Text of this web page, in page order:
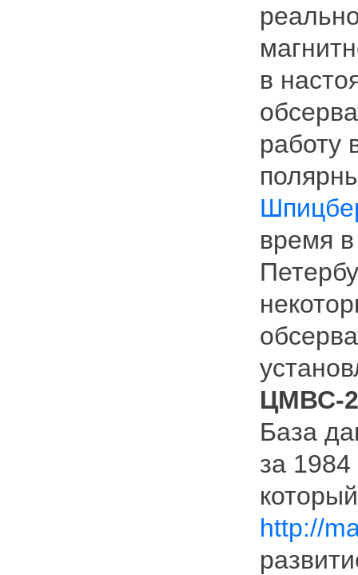
в
работу
время
ЦМВС-
База
за
http://